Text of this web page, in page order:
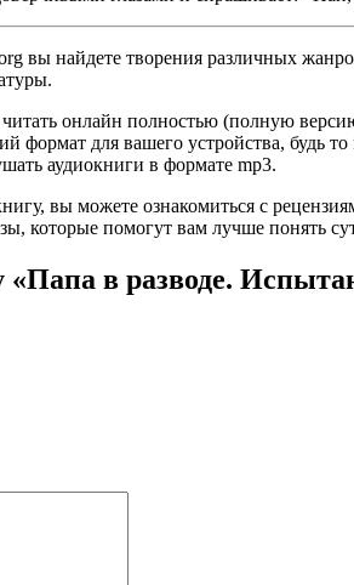
вы найдете творения различных
онлайн полностью (полную
формат для вашего устройства, будь
аудиокниги в формате mp3.
вы можете ознакомиться с
которые помогут вам лучше понять
«Папа в разводе.